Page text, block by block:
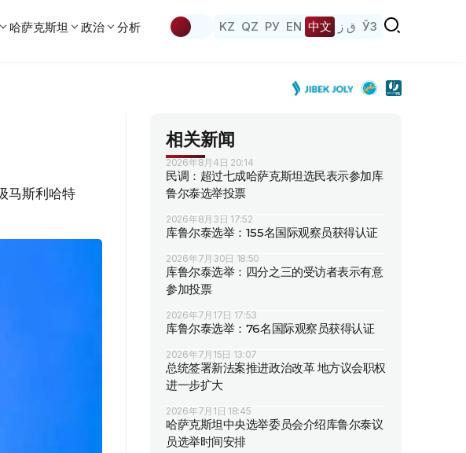
哈萨克斯坦 政治 分析 KZ QZ РУ EN 中文 ق ز ЎЗ
马斯利哈特
相关新闻
2026年8月4日 20:14
民调：超过七成哈萨克斯坦选民表示参加库
鲁尔泰选举投票
2026年8月3日 17:52
库鲁尔泰选举：155名国际观察员获得认证
2026年7月30日 18:50
库鲁尔泰选举：四分之三的受访者表示有意
参加投票
2026年7月17日 17:53
库鲁尔泰选举：76名国际观察员获得认证
2026年7月15日 13:07
总统签署新法案推进政治改革 地方议会职权
进一步扩大
2026年7月1日 18:45
哈萨克斯坦中央选举委员会介绍库鲁尔泰议
员选举时间安排